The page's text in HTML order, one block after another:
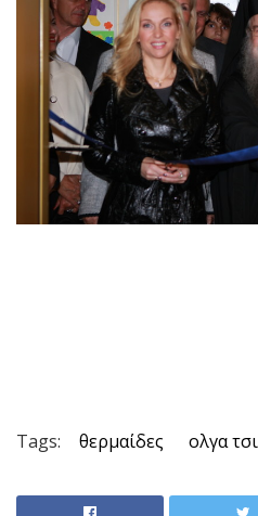
Tags: θερμαίδες ολγα